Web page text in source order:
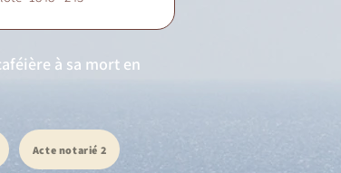
à sa mort en
Acte notarié 2